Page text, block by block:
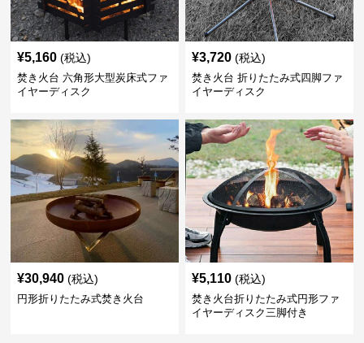
¥5,160 (税込)
焚き火台 六角形大型炭床式ファ
イヤーディスク
¥3,720 (税込)
焚き火台 折りたたみ式四脚ファ
イヤーディスク
¥30,940 (税込)
円形折りたたみ式焚き火台
¥5,110 (税込)
焚き火台折りたたみ式円形ファ
イヤーディスク三脚付き